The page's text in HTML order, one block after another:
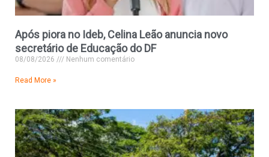
Após piora no Ideb, Celina Leão anuncia novo
secretário de Educação do DF
08/08/2026 Nenhum comentário
Read More »